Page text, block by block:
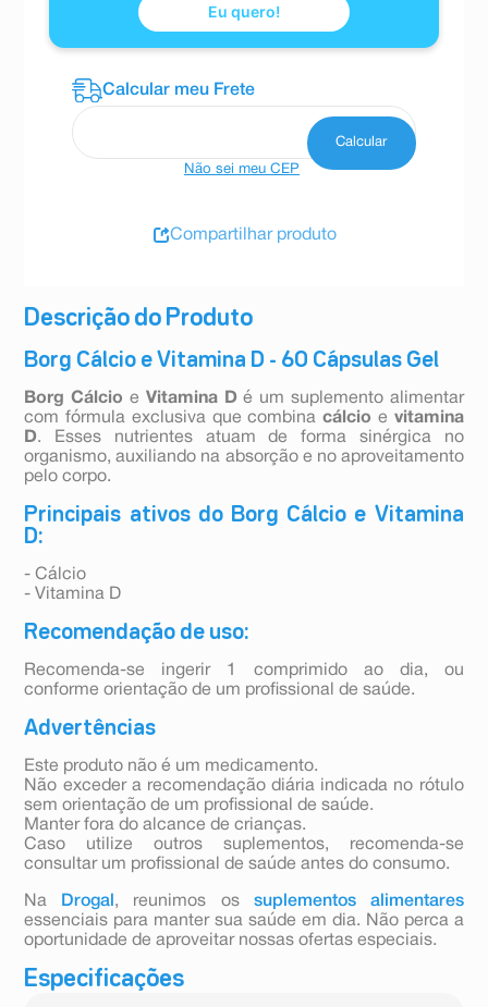
Descrição do Produto
Borg Cálcio e Vitamina D - 60 Cápsulas Gel
Borg Cálcio e Vitamina Dé um suplemento alimentar
com fórmula exclusiva que combinacálcio e vitamina
D. Esses nutrientes atuam de forma sinérgica no
organismo, auxiliando na absorção e no aproveitamento
pelo corpo.
Principais ativos do Borg Cálcio e Vitamina
D:
- Cálcio
- Vitamina D
Recomendação de uso:
Recomenda-se ingerir 1 comprimido ao dia, ou
conforme orientação de um profissional de saúde.
Advertências
Este produto não é um medicamento.
Não exceder a recomendação diária indicada no rótulo
sem orientação de um profissional de saúde.
Manter fora do alcance de crianças.
Caso utilize outros suplementos, recomenda-se
consultar um profissional de saúde antes do consumo.
Na Drogal , reunimos os suplementos alimentares
essenciais para manter sua saúde em dia. Não perca a
oportunidade de aproveitar nossas ofertas especiais.
Especificações
Eu quero!
Não sei meu CEP
Compartilhar produto